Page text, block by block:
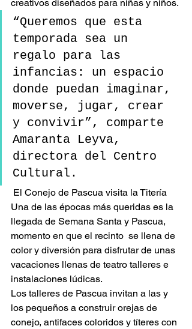
creativos diseñados para niñas y niños.
“Queremos que esta
temporada sea un
regalo para las
infancias: un espacio
donde puedan imaginar,
moverse, jugar, crear
y convivir”, comparte
Amaranta Leyva,
directora del Centro
Cultural.
Una de las épocas más queridas es la
llegada de Semana Santa y Pascua,
momento en que el recinto  se llena de
color y diversión para disfrutar de unas
vacaciones llenas de teatro talleres e
instalaciones lúdicas.
Los talleres de Pascua invitan a las y
los pequeños a construir orejas de
conejo, antifaces coloridos y títeres con